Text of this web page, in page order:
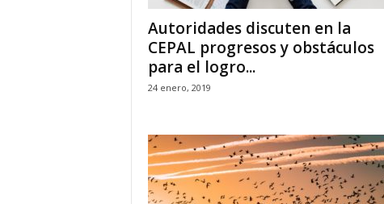
Autoridades discuten en la
CEPAL progresos y obstáculos
para el logro...
24 enero, 2019